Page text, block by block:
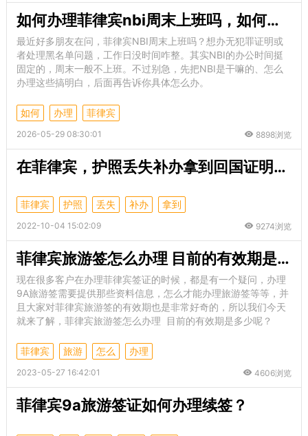
如何办理菲律宾nbi周末上班吗，如何办理？
最近好多朋友在问，菲律宾NBI周末上班吗？想办无犯罪证明或
者处理黑名单问题，工作日没时间咋整。其实NBI的办公时间挺
固定的，周末一般不上班。不过别急，先把NBI是干嘛的、怎么
办理这些搞明白，后面再告诉你具体怎么办。
如何 办理 菲律宾
2026-05-29 08:30:01 8898浏览
在菲律宾，护照丢失补办拿到回国证明是怎么回事？
菲律宾 护照 丢失 补办 拿到
2022-10-04 15:02:09 9274浏览
菲律宾旅游签怎么办理 目前的有效期是多少呢
现在很多客户在办理菲律宾签证的时候，都是有一个疑问，办理
9A旅游签需要提供那些资料信息，怎么才能办理旅游签等等，并
且大家对菲律宾旅游签的有效期也是非常好奇的，所以我们今天
就来了解，菲律宾旅游签怎么办理 目前的有效期是多少呢？
菲律宾 旅游 怎么 办理
2023-05-27 16:42:01 4606浏览
菲律宾9a旅游签证如何办理续签？